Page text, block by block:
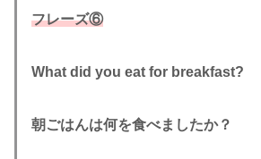
フレーズ⑥
What did you eat for breakfast?
朝ごはんは何を食べましたか？